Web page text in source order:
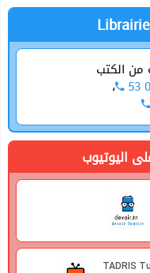
الكتب
53 ،
اليوتيوب